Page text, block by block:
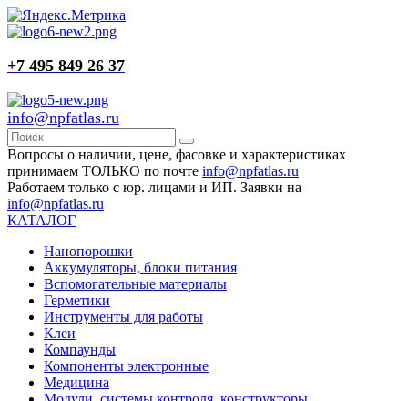
+7 495 849 26 37
info@npfatlas.ru
Вопросы о наличии, цене, фасовке и характеристиках
принимаем ТОЛЬКО по почте info@npfatlas.ru
Работаем только с юр. лицами и ИП. Заявки на
info@npfatlas.ru
КАТАЛОГ
Нанопорошки
Аккумуляторы, блоки питания
Вспомогательные материалы
Герметики
Инструменты для работы
Клеи
Компаунды
Компоненты электронные
Медицина